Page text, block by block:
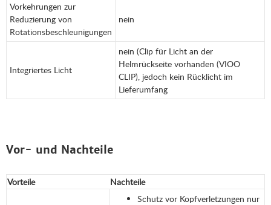
Vorkehrungen zur
Reduzierung von
Rotationsbeschleunigungen
nein
Integriertes Licht
nein (Clip für Licht an der
Helmrückseite vorhanden (VIOO
CLIP), jedoch kein Rücklicht im
Lieferumfang
Vor- und Nachteile
Vorteile Nachteile
Schutz vor Kopfverletzungen nur